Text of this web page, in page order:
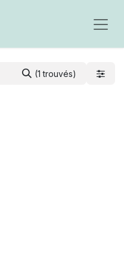
(1 trouvés)